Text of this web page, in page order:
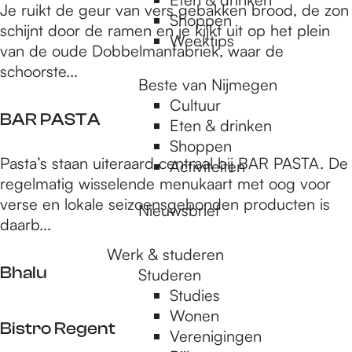
Shoppen
Weektips
Beste van Nijmegen
Cultuur
Eten & drinken
Shoppen
Activiteiten
Nieuwsbrief
Werk & studeren
Studeren
Studies
Wonen
Verenigingen
s
t
a
u
a
t
s
L
a
n
e
e
z
e
o
B
a
r
t
k
e
r
i
K
e
k
k
o
B
a
k
k
r
s
c
a
f
é
B
o
o
Je ruikt de geur van vers gebakken brood, de zon
schijnt door de ramen en je kijkt uit op het plein
van de oude Dobbelmanfabriek, waar de
schoorste...
BAR PASTA
B
A
R
P
S
T
Pasta’s staan uiteraard centraal bij BAR PASTA. De
regelmatig wisselende menukaart met oog voor
verse en lokale seizoensgebonden producten is
daarb...
Bhalu
h
Bistro Regent